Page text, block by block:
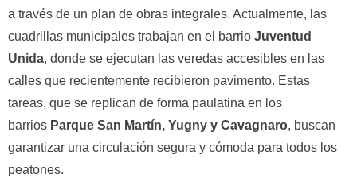
a través de un plan de obras integrales. Actualmente, las
cuadrillas municipales trabajan en el barrio Juventud
Unida, donde se ejecutan las veredas accesibles en las
calles que recientemente recibieron pavimento. Estas
tareas, que se replican de forma paulatina en los
barrios Parque San Martín, Yugny y Cavagnaro, buscan
garantizar una circulación segura y cómoda para todos los
peatones.